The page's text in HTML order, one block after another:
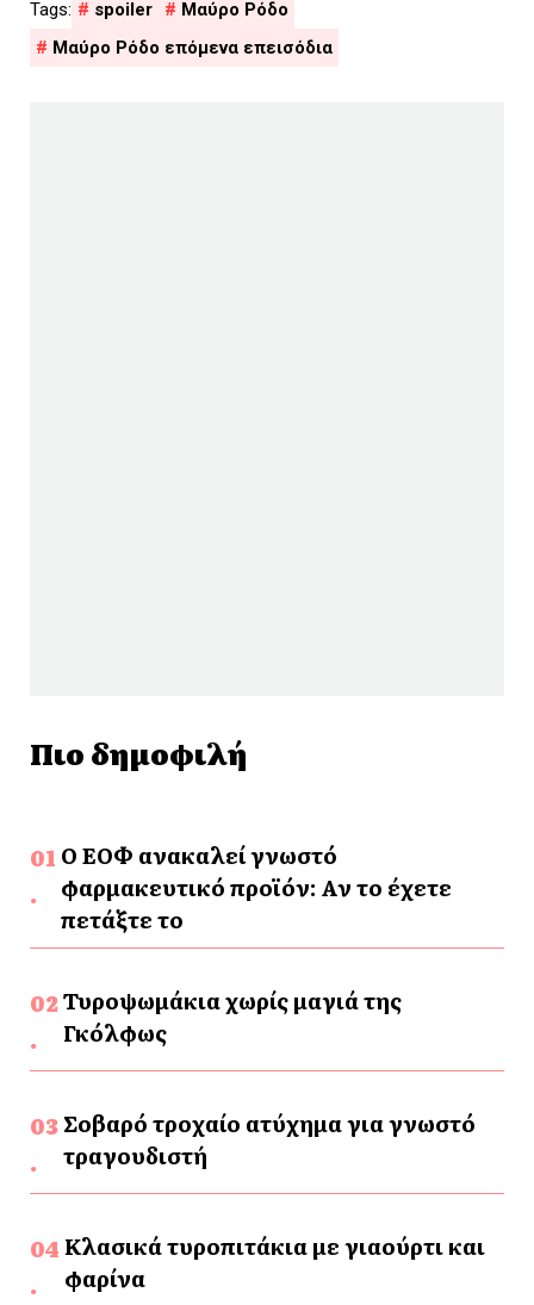
spoiler
Μαύρο Ρόδο
Μαύρο Ρόδο επόμενα επεισόδια
Πιο δημοφιλή
Ο ΕΟΦ ανακαλεί γνωστό
φαρμακευτικό προϊόν: Αν το έχετε
πετάξτε το
Τυροψωμάκια χωρίς μαγιά της
Γκόλφως
Σοβαρό τροχαίο ατύχημα για γνωστό
τραγουδιστή
Κλασικά τυροπιτάκια με γιαούρτι και
φαρίνα